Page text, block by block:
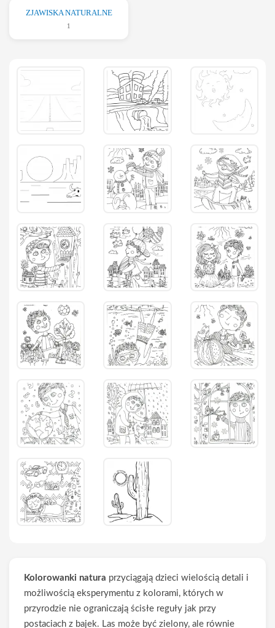
ZJAWISKA NATURALNE
1
Kolorowanki natura przyciągają dzieci wielością detali i
możliwością eksperymentu z kolorami, których w
przyrodzie nie ograniczają ścisłe reguły jak przy
postaciach z bajek. Las może być zielony, ale równie